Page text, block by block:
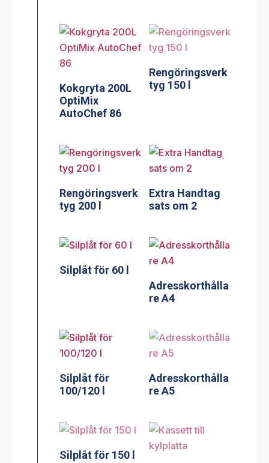
Kokgryta 200L
OptiMix
AutoChef 86
Rengöringsverk
tyg 150 l
Rengöringsverk
tyg 200 l
Extra Handtag
sats om 2
Silplåt för 60 l
Adresskorthålla
re A4
Silplåt för
100/120 l
Adresskorthålla
re A5
Silplåt för 150 l